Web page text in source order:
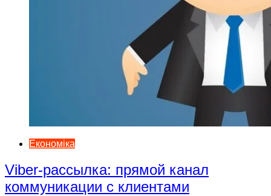
Економіка
Viber-рассылка: прямой канал
коммуникации с клиентами